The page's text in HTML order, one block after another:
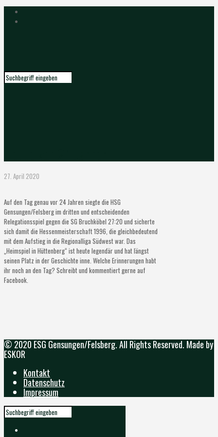
27. April 2020
Auf den Tag genau vor 24 Jahren siegte die HSG
Gensungen/Felsberg im dritten und entscheidenden
Relegationsspiel gegen die SG Bruchköbel 27:20 und sicherte
sich damit die Hessenmeisterschaft 1996, die gleichbedeutend
mit dem Aufstieg in die Regionalliga Südwest war. Das
„Heimspiel in Hüttenberg“ ist heute legendär und hat längst
seinen Platz in der Geschichte inne. Welche Erinnerungen habt
ihr noch an den Tag? Schreibt und kommentiert gerne auf
Facebook.
© 2020 ESG Gensungen/Felsberg. All Rights Reserved. Made by
ESKOR
Kontakt
Datenschutz
Impressum